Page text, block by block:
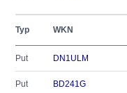
Typ WKN
Put DN1ULM
Put BD241G